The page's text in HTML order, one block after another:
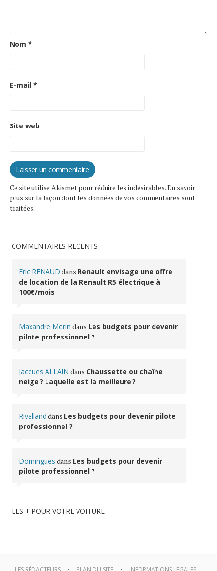
Nom *
E-mail *
Site web
Ce site utilise Akismet pour réduire les indésirables.En savoir
plus sur la façon dont les données de vos commentaires sont
traitées.
COMMENTAIRES RÉCENTS
Eric RENAUD dans Renault envisage une offre
de location de la Renault R5 électrique à
100€/mois
Maxandre Morin dans Les budgets pour devenir
pilote professionnel ?
Jacques ALLAIN dans Chaussette ou chaîne
neige ? Laquelle est la meilleure ?
Rivalland dans Les budgets pour devenir pilote
professionnel ?
Domingues dans Les budgets pour devenir
pilote professionnel ?
LES + POUR VOTRE VOITURE
LES RÉDACTEURS PLAN DU SITE INFORMATIONS LÉGALES